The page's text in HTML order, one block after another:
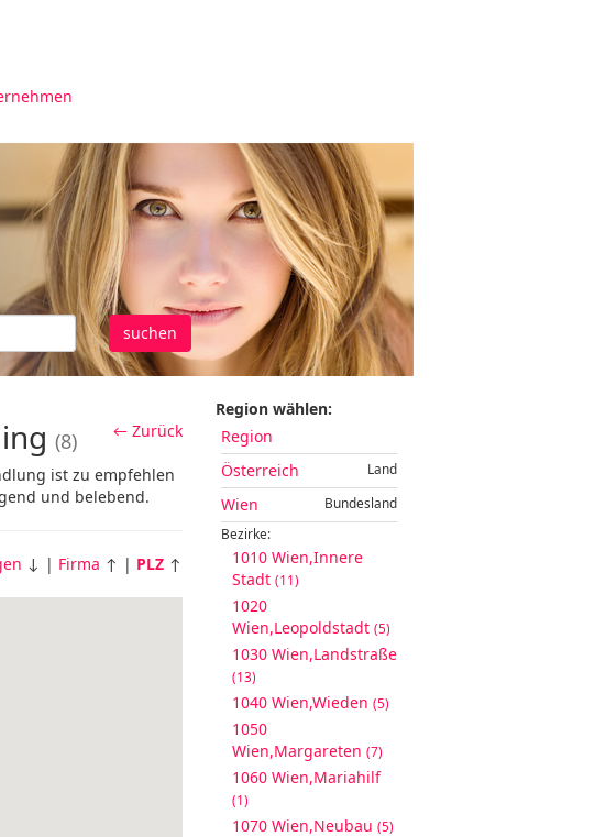
suchen
← Zurück
(8)
ist zu empfehlen
und belebend.
↓ | Firma ↑ | PLZ ↑
Region wählen:
Region
Land
Österreich
Bundesland
Wien
Bezirke:
1010 Wien,Innere
Stadt (11)
1020
Wien,Leopoldstadt (5)
1030 Wien,Landstraße
(13)
1040 Wien,Wieden (5)
1050
Wien,Margareten (7)
1060 Wien,Mariahilf
(1)
1070 Wien,Neubau (5)